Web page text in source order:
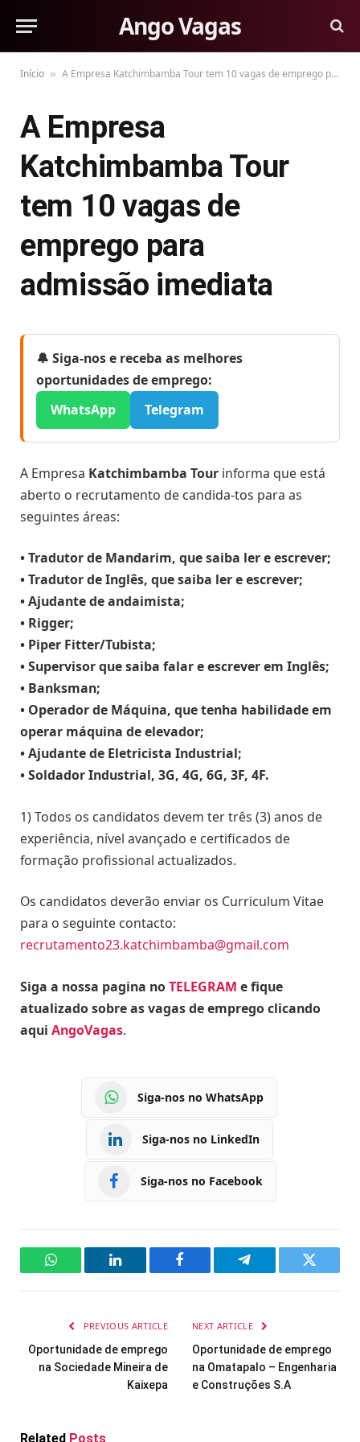
Ango Vagas
Início » A Empresa Katchimbamba Tour tem 10 vagas de emprego para admissão imediata
A Empresa
Katchimbamba Tour
tem 10 vagas de
emprego para
admissão imediata
🔔 Siga-nos e receba as melhores
oportunidades de emprego:
WhatsApp
Telegram
A Empresa Katchimbamba Tour informa que está
aberto o recrutamento de candida-tos para as
seguintes áreas:
• Tradutor de Mandarim, que saiba ler e escrever;
• Tradutor de Inglês, que saiba ler e escrever;
• Ajudante de andaimista;
• Rigger;
• Piper Fitter/Tubista;
• Supervisor que saiba falar e escrever em Inglês;
• Banksman;
• Operador de Máquina, que tenha habilidade em
operar máquina de elevador;
• Ajudante de Eletricista Industrial;
• Soldador Industrial, 3G, 4G, 6G, 3F, 4F.
1) Todos os candidatos devem ter três (3) anos de
experiência, nível avançado e certificados de
formação profissional actualizados.
Os candidatos deverão enviar os Curriculum Vitae
para o seguinte contacto:
recrutamento23.katchimbamba@gmail.com
Siga a nossa pagina noTELEGRAM e fique
atualizado sobre as vagas de emprego clicando
aqui AngoVagas.
Siga-nos no WhatsApp
Siga-nos no LinkedIn
Siga-nos no Facebook
WhatsAppLinkedIn Facebook Telegram Twitter
PREVIOUS ARTICLE
Oportunidade de emprego
na Sociedade Mineira de
Kaixepa
NEXT ARTICLE
Oportunidade de emprego
na Omatapalo – Engenharia
e Construções S.A
Related Posts